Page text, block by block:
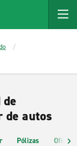
de autos
Pólizas